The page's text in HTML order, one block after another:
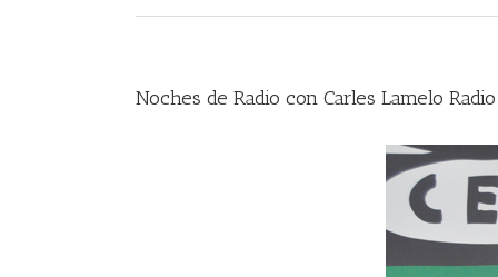
Noches de Radio con Carles Lamelo